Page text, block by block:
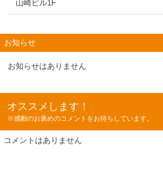
山崎ビル1F
お知らせ
お知らせはありません
オススメします！
※感動のお褒めのコメントをお待ちしています。
コメントはありません